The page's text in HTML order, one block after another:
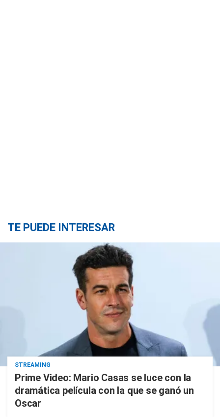
TE PUEDE INTERESAR
STREAMING
Prime Video: Mario Casas se luce con la
dramática película con la que se ganó un
Oscar